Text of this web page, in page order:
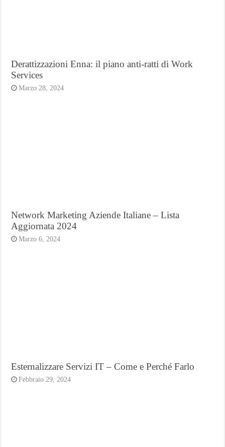
Derattizzazioni Enna: il piano anti-ratti di Work
Services
Marzo 28, 2024
Network Marketing Aziende Italiane – Lista
Aggiornata 2024
Marzo 6, 2024
Esternalizzare Servizi IT – Come e Perché Farlo
Febbraio 29, 2024